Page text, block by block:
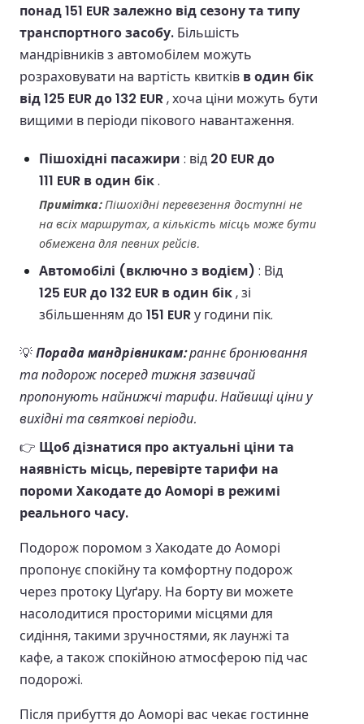
понад 151 EUR залежно від сезону та типу
транспортного засобу. Більшість
мандрівників з автомобілем можуть
розраховувати на вартість квитків в один бік
від 125 EUR до 132 EUR, хоча ціни можуть бути
вищими в періоди пікового навантаження.
Пішохідні пасажири : від 20 EUR до
111 EUR в один бік.
Примітка:Пішохідні перевезення доступні не
на всіх маршрутах, а кількість місць може бути
обмежена для певних рейсів.
Автомобілі (включно з водієм) : Від
125 EUR до 132 EUR в один бік, зі
збільшенням до 151 EURу години пік.
💡Порада мандрівникам:раннє бронювання
та подорож посеред тижня зазвичай
пропонують найнижчі тарифи. Найвищі ціни у
вихідні та святкові періоди.
👉 Щоб дізнатися про актуальні ціни та
наявність місць, перевірте тарифи на
пороми Хакодате до Аоморі в режимі
реального часу.
Подорож поромом з Хакодате до Аоморі
пропонує спокійну та комфортну подорож
через протоку Цуґару. На борту ви можете
насолодитися просторими місцями для
сидіння, такими зручностями, як лаунжі та
кафе, а також спокійною атмосферою під час
подорожі.
Після прибуття до Аоморі вас чекає гостинне